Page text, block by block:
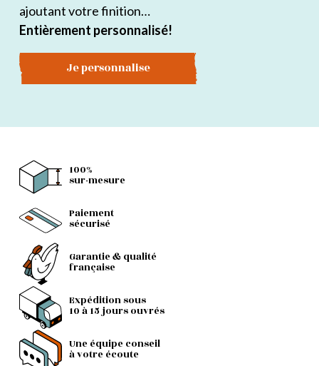
ajoutant votre finition…
Entièrement personnalisé!
Je personnalise
100%
sur-mesure
Paiement
sécurisé
Garantie & qualité
française
Expédition sous
10 à 15 jours ouvrés
Une équipe conseil
à votre écoute